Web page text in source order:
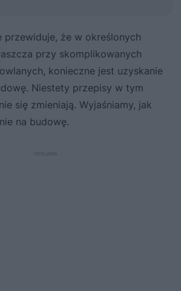
przewiduje, że w określonych
przy skomplikowanych
konieczne jest uzyskanie
Niestety przepisy w tym
się zmieniają. Wyjaśniamy, jak
na budowę.